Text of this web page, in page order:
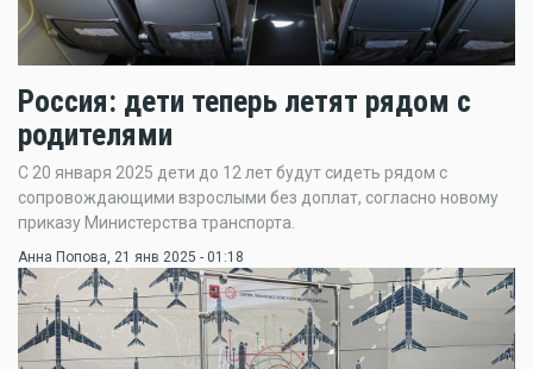
Россия: дети теперь летят рядом с
родителями
С 20 января 2025 дети до 12 лет будут сидеть рядом с
сопровождающими взрослыми без доплат, согласно новому
приказу Министерства транспорта.
Анна Попова, 21 янв 2025 - 01:18